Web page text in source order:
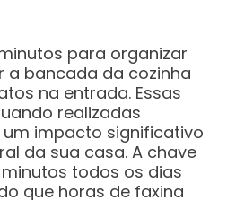
para organizar
a bancada da cozinha
na entrada. Essas
realizadas
impacto significativo
da sua casa. A chave
todos os dias
que horas de faxina